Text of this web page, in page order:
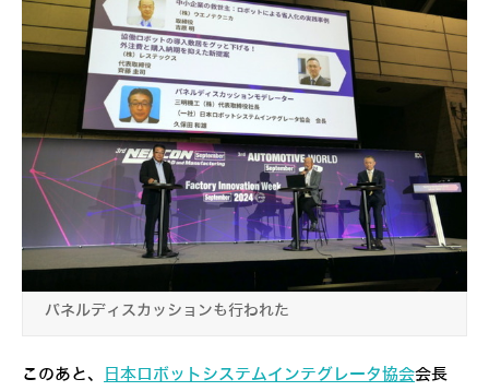
パネルディスカッションも行われた
このあと、 日本ロボットシステムインテグレータ協会会長